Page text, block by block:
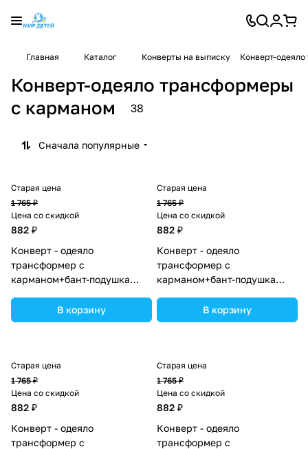
Главная Каталог Конверты на выписку Конверт-
Конверт-одеяло трансформеры
с карманом
38
Сначала популярные
Старая цена
1 765 ₽
Цена со скидкой
882 ₽
Конверт - одеяло
трансформер с
карманом+бант-подушка
(№7496-0-1_08) цвета в
ассортименте.
В корзину
Старая цена
1 765 ₽
Цена со скидкой
882 ₽
Конверт - одеяло
трансформер с
карманом+бант-подушка
(№7496-0-1_07) цвета в
ассортименте.
В корзину
Старая цена
1 765 ₽
Цена со скидкой
882 ₽
Конверт - одеяло
трансформер с
Старая цена
1 765 ₽
Цена со скидкой
882 ₽
Конверт - одеяло
трансформер с